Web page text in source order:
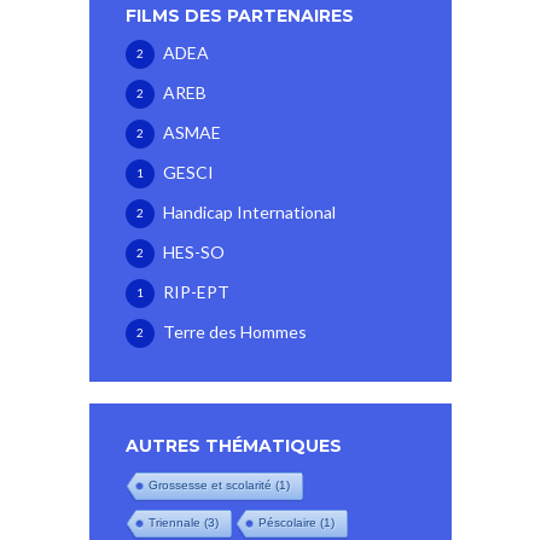
FILMS DES PARTENAIRES
ADEA
2
AREB
2
ASMAE
2
GESCI
1
Handicap International
2
HES-SO
2
RIP-EPT
1
Terre des Hommes
2
AUTRES THÉMATIQUES
Grossesse et scolarité (1)
Triennale (3) Péscolaire (1)